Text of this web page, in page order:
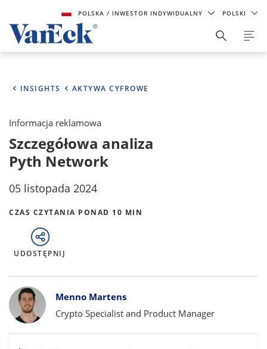
POLSKA/ INWESTOR INDYWIDUALNY POLSKI
INSIGHTS AKTYWA CYFROWE
Informacja reklamowa
Szczegółowa analiza
Pyth Network
05 listopada 2024
CZAS CZYTANIA PONAD 10 MIN
UDOSTĘPNIJ
Bylines
Menno Martens
Crypto Specialist and Product Manager